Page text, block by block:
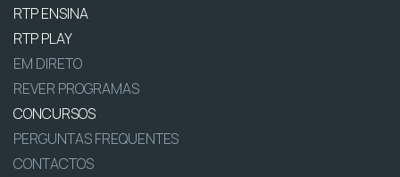
RTP ENSINA
RTP PLAY
EM DIRETO
REVER PROGRAMAS
CONCURSOS
PERGUNTAS FREQUENTES
CONTACTOS